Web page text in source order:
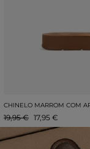
CHINELO MARROM COM
17,95 €
19,95 €